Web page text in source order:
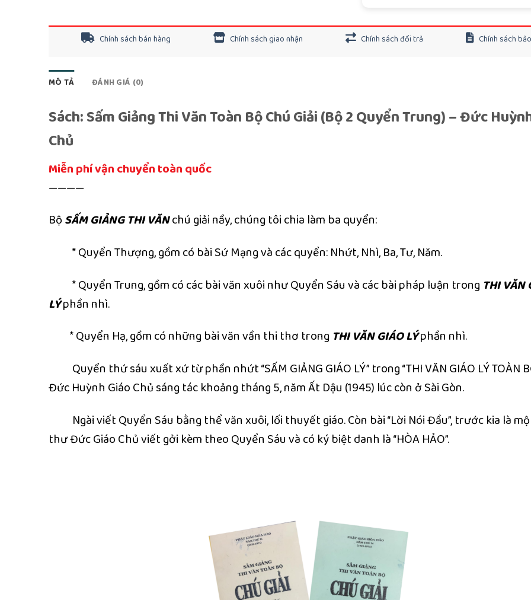
Chính sách bán hàng Chính sách giao nhận Chính sách đổi trả Chính sách
MÔ TẢ ĐÁNH GIÁ (0)
Sách: Sấm Giảng Thi Văn Toàn Bộ Chú Giải (Bộ 2 Quyển Trung) – Đức
Chủ
Miễn phí vận chuyển toàn quốc
————
BộSẤM GIẢNG THI VĂNchú giải nầy, chúng tôi chia làm ba quyển:
* Quyển Thượng, gồm có bài Sứ Mạng và các quyển: Nhứt, Nhì, Ba, Tư, Năm.
* Quyển Trung, gồm có các bài văn xuôi như Quyển Sáu và các bài pháp luận trong THI VĂN
LÝphần nhì.
* Quyển Hạ, gồm có những bài văn vần thi thơ trong THI VĂN GIÁO LÝphần nhì.
Quyển thứ sáu xuất xứ từ phần nhứt “SẤM GIẢNG GIÁO LÝ” trong “THI VĂN GIÁO LÝ TOÀN
Đức Huỳnh Giáo Chủ sáng tác khoảng tháng 5, năm Ất Dậu (1945) lúc còn ở Sài Gòn.
Ngài viết Quyển Sáu bằng thể văn xuôi, lối thuyết giáo. Còn bài “Lời Nói Đầu”, trước kia là
thư Đức Giáo Chủ viết gởi kèm theo Quyển Sáu và có ký biệt danh là “HÒA HẢO”.